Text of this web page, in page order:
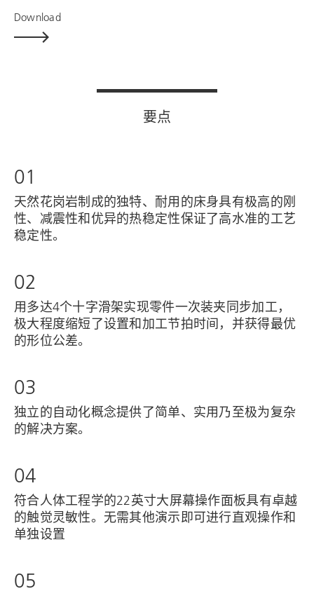
Download
要点
01
天然花岗岩制成的独特、耐用的床身具有极高的刚
性、减震性和优异的热稳定性保证了高水准的工艺
稳定性。
02
用多达4个十字滑架实现零件一次装夹同步加工，
极大程度缩短了设置和加工节拍时间，并获得最优
的形位公差。
03
独立的自动化概念提供了简单、实用乃至极为复杂
的解决方案。
04
符合人体工程学的22英寸大屏幕操作面板具有卓越
的触觉灵敏性。无需其他演示即可进行直观操作和
单独设置
05